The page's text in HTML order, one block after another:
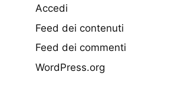
Accedi
Feed dei contenuti
Feed dei commenti
WordPress.org